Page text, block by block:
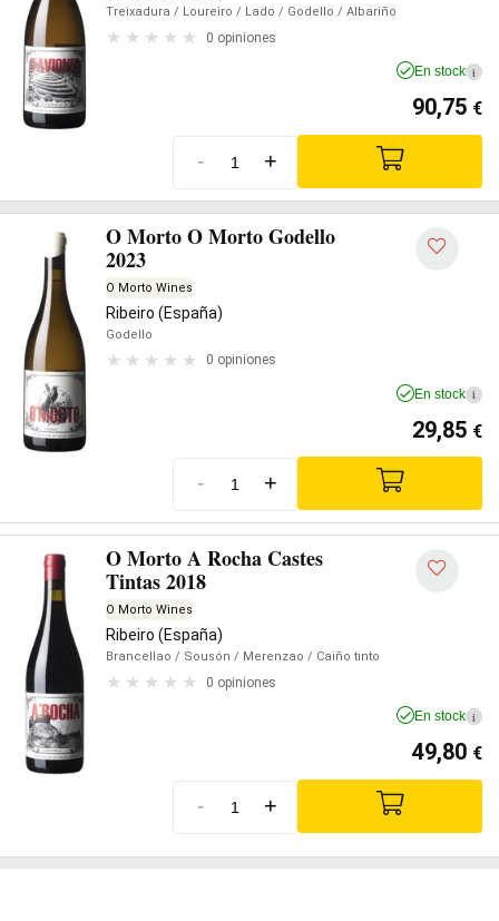
Treixadura / Loureiro / Lado / Godello / Albariño
0 opiniones
En stock i
90,75 €
- +
O Morto O Morto Godello
2023
O Morto Wines
Ribeiro (España)
Godello
0 opiniones
En stock i
29,85 €
- +
O Morto A Rocha Castes
Tintas 2018
O Morto Wines
Ribeiro (España)
Brancellao / Sousón / Merenzao / Caiño tinto
0 opiniones
En stock i
49,80 €
- +